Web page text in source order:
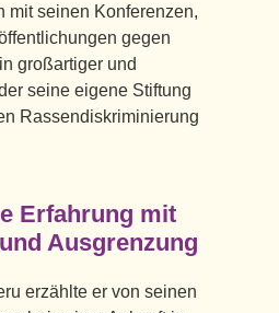
mit seinen Konferenzen,
gegen
großartiger und
seine eigene Stiftung
Rassendiskriminierung
Erfahrung mit
Ausgrenzung
erzählte er von seinen